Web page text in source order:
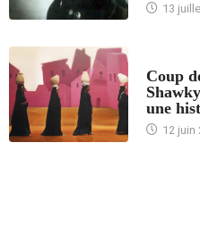
13
Coup
une
12 juin